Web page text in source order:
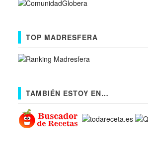
TOP MADRESFERA
TAMBIÉN ESTOY EN…